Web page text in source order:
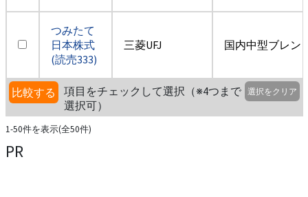
つみたて
日本株式
(読売333)
三菱UFJ 国内中型ブレン
比較する
項目をチェックして選択（※4つまで
選択可）
選択をクリア
1-50件を表示(全50件)
PR